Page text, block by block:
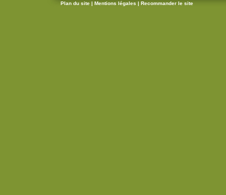
Plan du site | Mentions légales | Recommander le site